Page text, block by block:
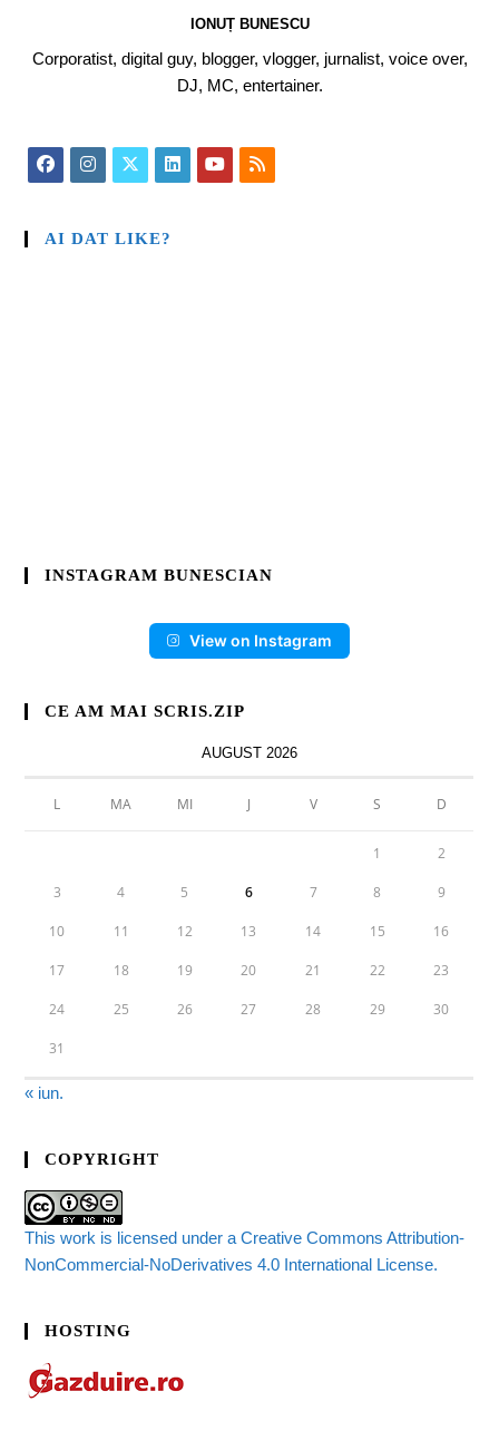
IONUȚ BUNESCU
Corporatist, digital guy, blogger, vlogger, jurnalist, voice over,
DJ, MC, entertainer.
AI DAT LIKE?
INSTAGRAM BUNESCIAN
View on Instagram
CE AM MAI SCRIS.ZIP
AUGUST 2026
L MA MI J V S D
1 2
3 4 5 6 7 8 9
10 11 12 13 14 15 16
17 18 19 20 21 22 23
24 25 26 27 28 29 30
31
« iun.
COPYRIGHT
This work is licensed under a Creative Commons Attribution-
NonCommercial-NoDerivatives 4.0 International License.
HOSTING